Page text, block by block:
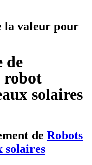
la valeur pour
de
robot
solaires
de Robots
solaires